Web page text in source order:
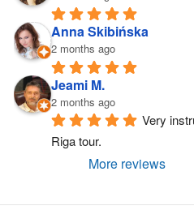
Anna Skibińska
2 months ago
Jeami M.
2 months ago
Very
Riga tour.
More reviews